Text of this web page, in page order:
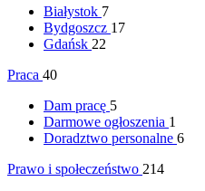
Białystok 7
Bydgoszcz 17
Gdańsk 22
Praca 40
Dam pracę 5
Darmowe ogłoszenia 1
Doradztwo personalne 6
Prawo i społeczeństwo 214